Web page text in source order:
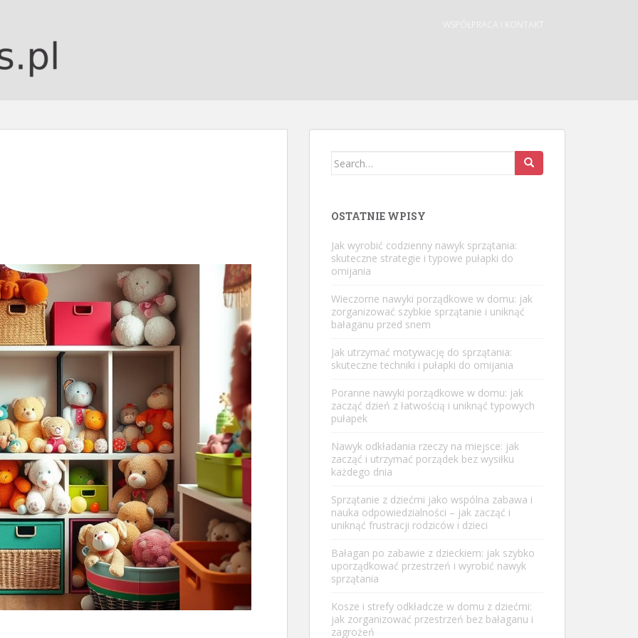
WSPÓŁPRACA I KONTAKT
Search
OSTATNIE WPISY
Jak wyrobić codzienny nawyk sprzątania:
skuteczne strategie i typowe pułapki do
omijania
Wieczorne nawyki porządkowe w domu: jak
zorganizować szybkie sprzątanie i uniknąć
bałaganu przed snem
Jak utrzymać motywację do sprzątania:
skuteczne techniki i pułapki do omijania
Poranne nawyki porządkowe w domu: jak
zacząć dzień z łatwością i uniknąć typowych
pułapek
Nawyk odkładania rzeczy na miejsce: jak
zacząć i utrzymać porządek bez wysiłku
każdego dnia
Sprzątanie z dziećmi jako wspólna zabawa i
nauka odpowiedzialności – jak zacząć i
uniknąć frustracji rodziców i dzieci
Bałagan po zabawie z dzieckiem: jak szybko
uporządkować przestrzeń i wyrobić nawyk
sprzątania
Kosze i strefy odkładcze w domu z dziećmi:
jak zorganizować przestrzeń bez bałaganu i
zagrożeń